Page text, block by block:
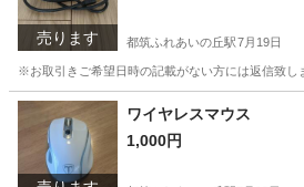
売ります 都筑ふれあいの丘駅7月19日
※お取引きご希望日時の記載がない方には返信致
神奈川 横浜市 都筑ふれあいの丘駅
ワイヤレスマウス
1,000円